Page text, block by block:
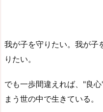
我が子を守りたい。我が子
りたい。
でも一歩間違えれば、"良
まう世の中で生きている。